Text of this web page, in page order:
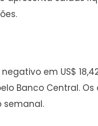
em US$
Banco Central.
semanal.